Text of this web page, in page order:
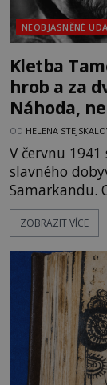
NEOBJASNĚNÉ
Kletba
hrob a za
Náhoda,
OD HELENA
V červnu
slavného
Samarkandu.
Německo
Sovětský
na legendě
souhru okolností? Když
Gerasimov
ZOBRAZIT VÍCE